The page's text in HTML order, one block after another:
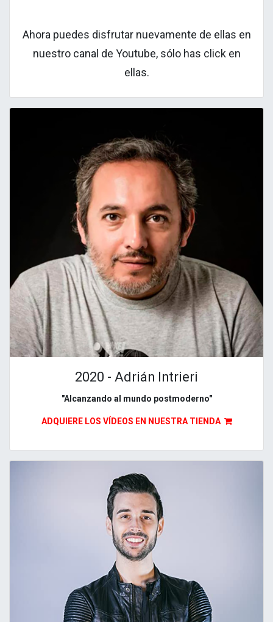
Ahora puedes disfrutar nuevamente de ellas en
nuestro canal de Youtube, sólo has click en
ellas.
2020 - Adrián Intrieri
"Alcanzando al mundo postmoderno"
ADQUIERE LOS VÍDEOS EN NUESTRA TIENDA